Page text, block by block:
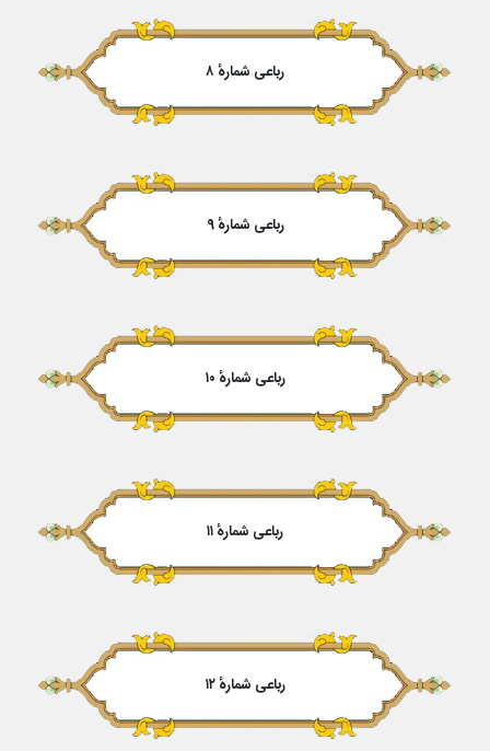
رباعی شمارهٔ ۸
رباعی شمارهٔ ۹
رباعی شمارهٔ ۱۰
رباعی شمارهٔ ۱۱
رباعی شمارهٔ ۱۲